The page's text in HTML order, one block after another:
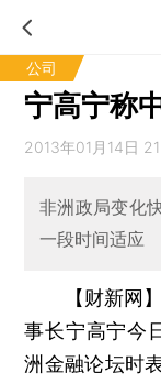
公司
宁高宁称
2013年01月14日
非洲政局变化
一段时间适应
【财新网
事长宁高宁今
洲金融论坛时